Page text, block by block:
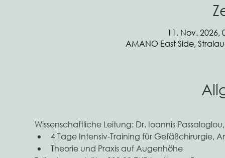
11. Nov. 2026,
AMANO East Side,
Wissenschaftliche Leitung: Dr. Ioannis
4 Tage Intensiv-Training für Gefäßchirurgie,
Theorie und Praxis auf Augenhöhe